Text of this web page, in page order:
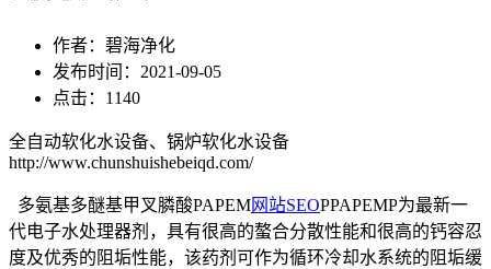
作者：碧海净化
发布时间：2021-09-05
点击：1140
全自动软化水设备、锅炉软化水设备
http://www.chunshuishebeiqd.com/
多氨基多醚基甲叉膦酸PAPEM网站SEOPPAPEMP为最新一
代电子水处理器剂，具有很高的螯合分散性能和很高的钙容忍
度及优秀的阻垢性能，该药剂可作为循环冷却水系统的阻垢缓